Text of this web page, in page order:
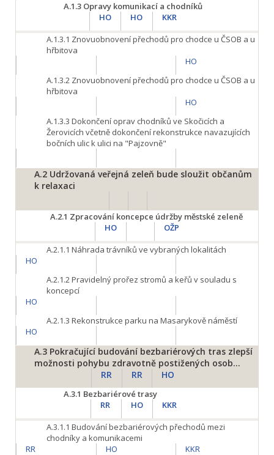
A.1.3 Opravy komunikací a chodníků
HO
HO
KKR
A.1.3.1 Znovuobnovení přechodů pro chodce u ČSOB a u
hřbitova
HO
A.1.3.2 Znovuobnovení přechodů pro chodce u ČSOB a u
hřbitova
HO
A.1.3.3 Dokončení oprav chodníků ve Skočicích a
Žerovicích včetně dokončení rekonstrukce navazujících
bočních ulic k ulici na "Pajzovně"
A.2 Udržovaná veřejná zeleň bude sloužit občanům
k relaxaci
A.2.1 Zpracování koncepce údržby městské zeleně
HO
OŽP
A.2.1.1 Náhrada trávníků ve vybraných lokalitách
HO
A.2.1.2Pravidelný prořez stromů a keřů v souladu s
koncepcí
HO
A.2.1.3 Rekonstrukce parku na Masarykově náměstí
HO
A.3 Pokračující budování bezbariérových tras zlepší
možnosti pohybu zdravotně postižených osob...
RR
RR HO
A.3.1 Bezbariérové trasy
RR
HO
KKR
A.3.1.1 Budování bezbariérových přechodů mezi
chodníky a komunikacemi
RR
HO
KKR